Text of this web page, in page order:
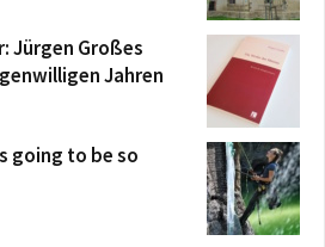
Jürgen Großes
Jahren
going to be so